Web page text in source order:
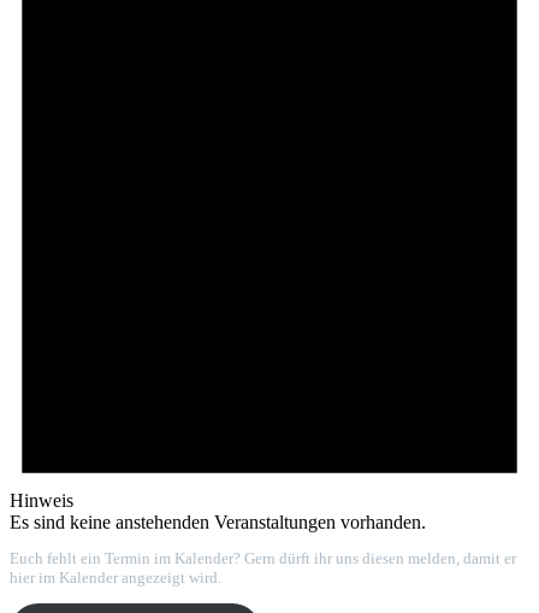
Hinweis
Es sind keine anstehenden Veranstaltungen vorhanden.
Euch fehlt ein Termin im Kalender? Gern dürft ihr uns diesen melden, damit er
hier im Kalender angezeigt wird.